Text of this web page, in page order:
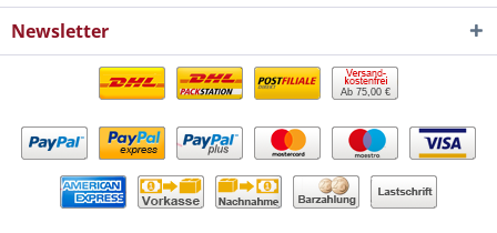
Newsletter
Ab 75,00 €